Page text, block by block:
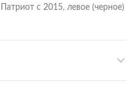
с 2015, левое (черное)